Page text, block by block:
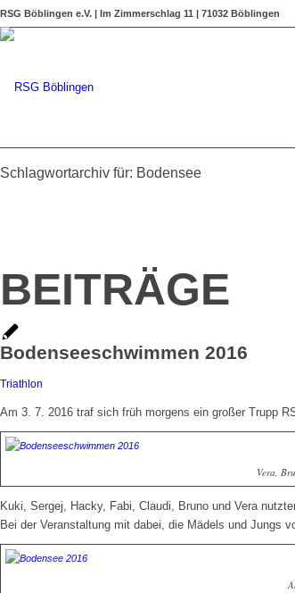
RSG Böblingen e.V. | Im Zimmerschlag 11 | 71032 Böblingen
Schlagwortarchiv für: Bodensee
BEITRÄGE
Bodenseeschwimmen 2016
Triathlon
Am 3. 7. 2016 traf sich früh morgens ein großer Trupp
Vera,
Kuki, Sergej, Hacky, Fabi, Claudi, Bruno und Vera
Bei der Veranstaltung mit dabei, die Mädels und Jungs